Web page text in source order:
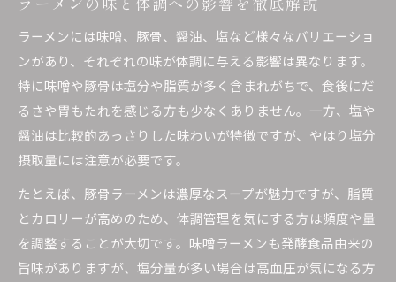
ラーメンには味噌、豚骨、醤油、塩など様々なバリエーショ
ンがあり、それぞれの味が体調に与える影響は異なります。
特に味噌や豚骨は塩分や脂質が多く含まれがちで、食後にだ
るさや胃もたれを感じる方も少なくありません。一方、塩や
醤油は比較的あっさりした味わいが特徴ですが、やはり塩分
摂取量には注意が必要です。
たとえば、豚骨ラーメンは濃厚なスープが魅力ですが、脂質
とカロリーが高めのため、体調管理を気にする方は頻度や量
を調整することが大切です。味噌ラーメンも発酵食品由来の
旨味がありますが、塩分量が多い場合は高血圧が気になる方